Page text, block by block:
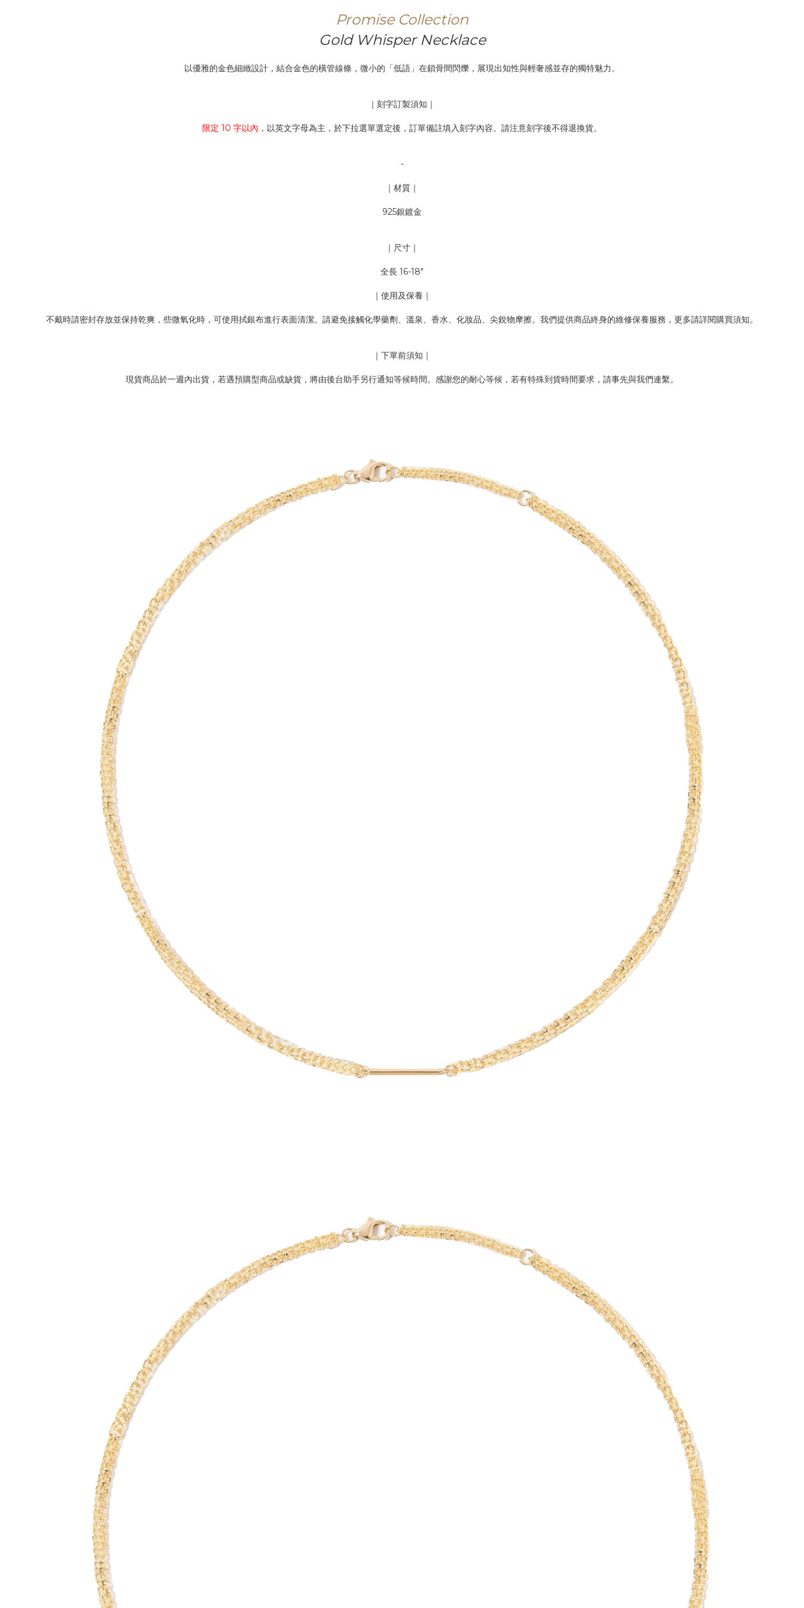
Promise Collection
Gold Whisper Necklace
以優雅的金色細緻設計，結合金色的橫管線條，微小的「低語」在鎖骨間閃爍，展現出知性與輕奢感並存的獨特魅力。
｜刻字訂製須知｜
限定 10 字以內 ，以英文字母為主，於下拉選單選定後，訂單備註填入刻字內容。請注意刻字後不得退換貨。
-
｜材質｜
925銀鍍金
｜尺寸｜
全長 16-18"
｜使用及保養｜
不戴時請密封存放並保持乾爽，些微氧化時，可使用拭銀布進行表面清潔。請避免接觸化學藥劑、溫泉、香水、化妝品、尖銳物摩擦。我們提供商品終身的維修保養服務，更多請詳閱購買須知。
｜下單前須知｜
現貨商品於一週內出貨，若遇預購型商品或缺貨，將由後台助手另行通知等候時間。感謝您的耐心等候，若有特殊到貨時間要求，請事先與我們連繫。